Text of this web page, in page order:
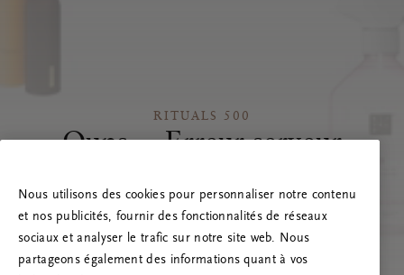
RITUALS 500
Oups… Erreur serveur
nous contacter si le problème persiste.
Nous utilisons des cookies pour personnaliser notre contenu
et nos publicités, fournir des fonctionnalités de réseaux
sociaux et analyser le trafic sur notre site web. Nous
partageons également des informations quant à vos